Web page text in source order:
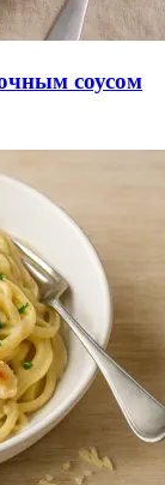
соусом